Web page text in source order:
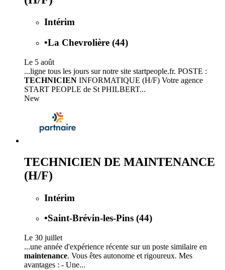
Intérim
•La Chevrolière (44)
Le 5 août
...ligne tous les jours sur notre site startpeople.fr. POSTE :
TECHNICIEN INFORMATIQUE (H/F) Votre agence
START PEOPLE de St PHILBERT...
New
TECHNICIEN DE MAINTENANCE
(H/F)
Intérim
•Saint-Brévin-les-Pins (44)
Le 30 juillet
...une année d'expérience récente sur un poste similaire en
maintenance. Vous êtes autonome et rigoureux. Mes
avantages : - Une...